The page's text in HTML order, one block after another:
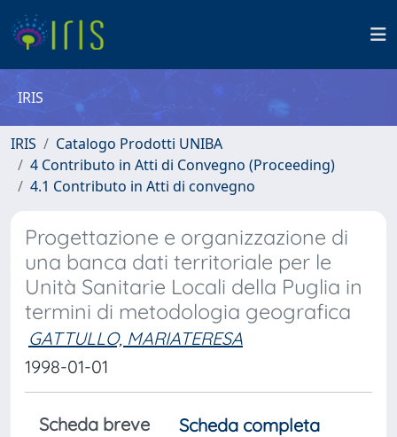
IRIS
IRIS
Catalogo Prodotti UNIBA
4 Contributo in Atti di Convegno (Proceeding)
4.1 Contributo in Atti di convegno
Progettazione e organizzazione di
una banca dati territoriale per le
Unità Sanitarie Locali della Puglia in
termini di metodologia geografica
GATTULLO, MARIATERESA
1998-01-01
Scheda breve
Scheda completa